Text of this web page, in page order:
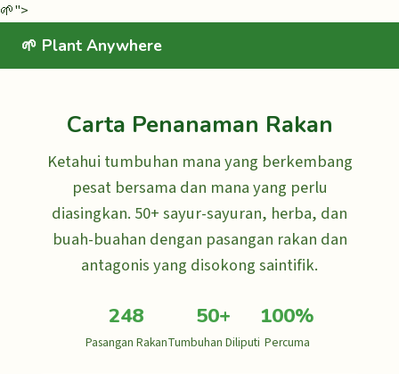
🌱">
🌱 Plant Anywhere
Carta Penanaman Rakan
Ketahui tumbuhan mana yang berkembang
pesat bersama dan mana yang perlu
diasingkan. 50+ sayur-sayuran, herba, dan
buah-buahan dengan pasangan rakan dan
antagonis yang disokong saintifik.
248
Pasangan Rakan
50+
Tumbuhan Diliputi
100%
Percuma